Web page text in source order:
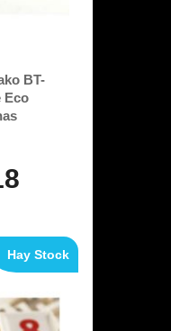
BT-
Eco
Hay Stock